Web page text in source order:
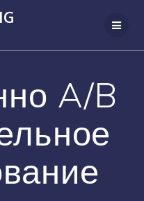
A/B